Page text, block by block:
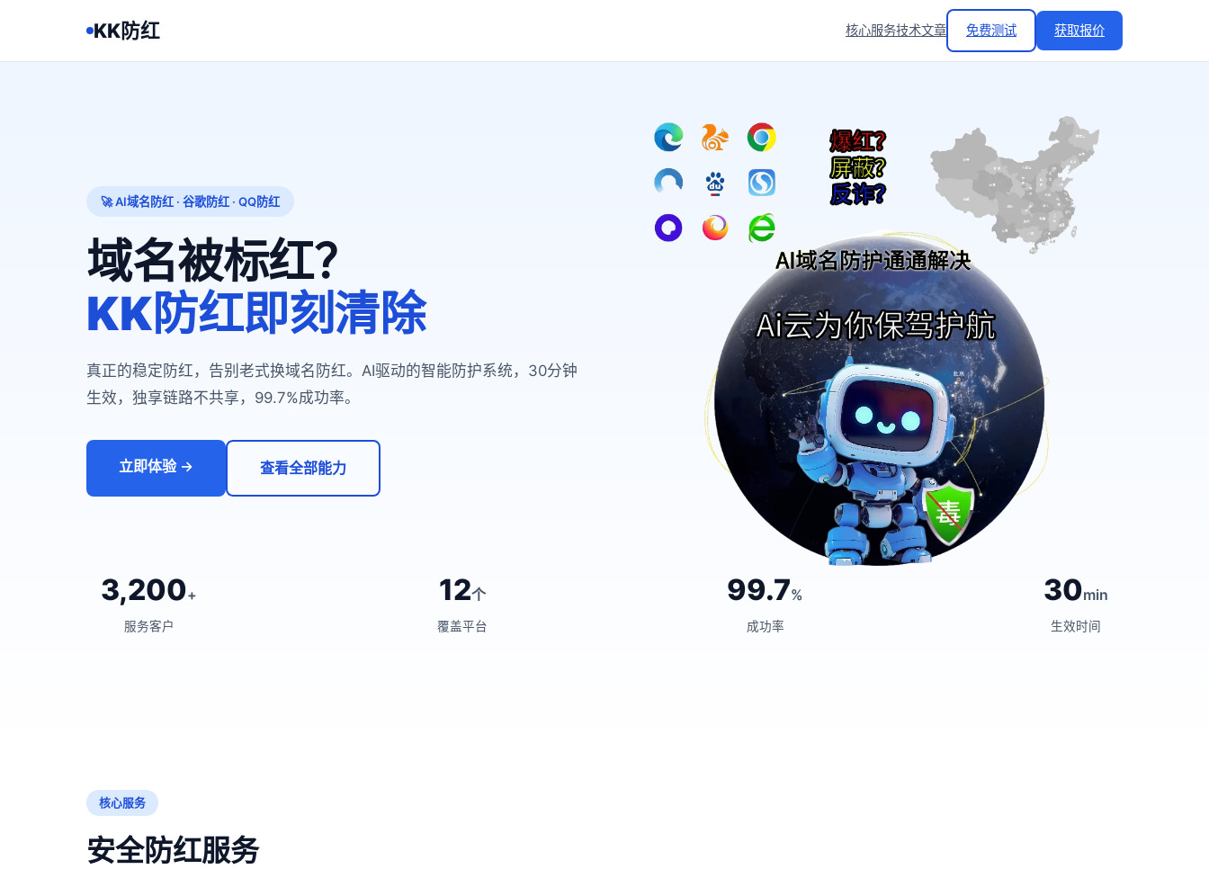
KK防红 核心服务技术文章 免费测试 获取报价
🚀 AI域名防红 · 谷歌防红 · QQ防红
域名被标红？
KK防红即刻清除
真正的稳定防红，告别老式换域名防红。AI驱动的智能防护系统，30分钟
生效，独享链路不共享，99.7%成功率。
立即体验 → 查看全部能力
3,200+
服务客户
12个
覆盖平台
99.7%
成功率
30min
生效时间
核心服务
安全防红服务